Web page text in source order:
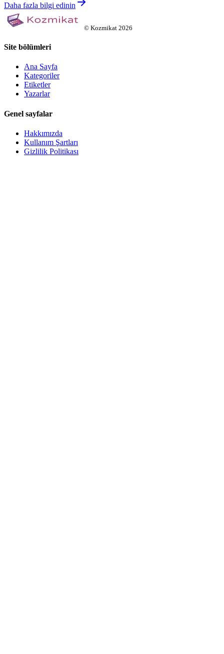
Daha fazla bilgi edinin
© Kozmikat 2026
Site bölümleri
Ana Sayfa
Kategoriler
Etiketler
Yazarlar
Genel sayfalar
Hakkımızda
Kullanım Şartları
Gizlilik Politikası